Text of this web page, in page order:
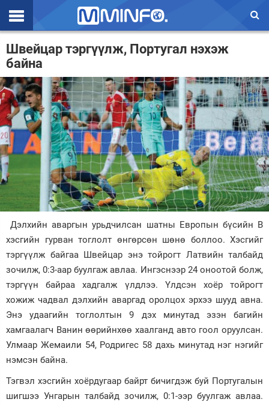
Эхлэл
Цаг агаар
Валют ханш
Улс төр
Эдийн засаг
Үзэл бодол
Нийгэм
Дэлхий
Зурхай
Швейцар тэргүүлж, Португал нэхэж
байна
Дэлхийн аваргын урьдчилсан шатны Европын бүсийн В
хэсгийн гурван тоглолт өнгөрсөн шөнө боллоо. Хэсгийг
тэргүүлж байгаа Швейцар энэ тойрогт Латвийн талбайд
зочилж, 0:3-аар буулгаж авлаа. Ингэснээр 24 оноотой болж,
тэргүүн байраа хадгалж үлдлээ. Үлдсэн хоёр тойрогт
хожиж чадвал дэлхийн аваргад оролцох эрхээ шууд авна.
Энэ удаагийн тоглолтын 9 дэх минутад эзэн багийн
хамгаалагч Ванин өөрийнхөө хаалганд авто гоол оруулсан.
Улмаар Жемаили 54, Родригес 58 дахь минутад нэг нэгийг
нэмсэн байна.
Тэгвэл хэсгийн хоёрдугаар байрт бичигдэж буй Португалын
шигшээ Унгарын талбайд зочилж, 0:1-ээр буулгаж авлаа.